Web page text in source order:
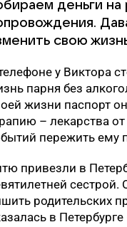
деньги
свою
у Виктора
парня без
жизни паспорт
– лекарства
пережить ему
привезли в
родительских
в